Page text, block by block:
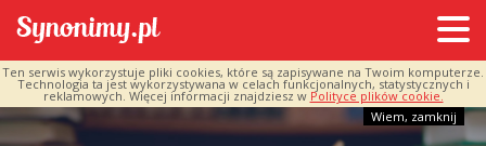
Ten serwis wykorzystuje pliki cookies, które są zapisywane na Twoim komputerze.
Technologia ta jest wykorzystywana w celach funkcjonalnych, statystycznych i
reklamowych. Więcej informacji znajdziesz w Polityce plików cookie.
Wiem, zamknij